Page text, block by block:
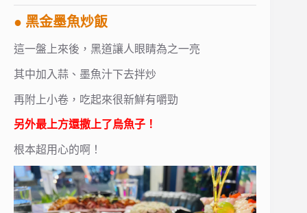
● 黑金墨魚炒飯
這一盤上來後，黑道讓人眼睛為之一亮
其中加入蒜、墨魚汁下去拌炒
再附上小卷，吃起來很新鮮有嚼勁
另外最上方還撒上了烏魚子！
根本超用心的啊！